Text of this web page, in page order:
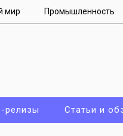
мир Промышленность
релизы Статьи и